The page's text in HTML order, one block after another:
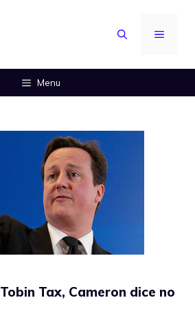
MENU
Menu
Tobin Tax, Cameron dice no